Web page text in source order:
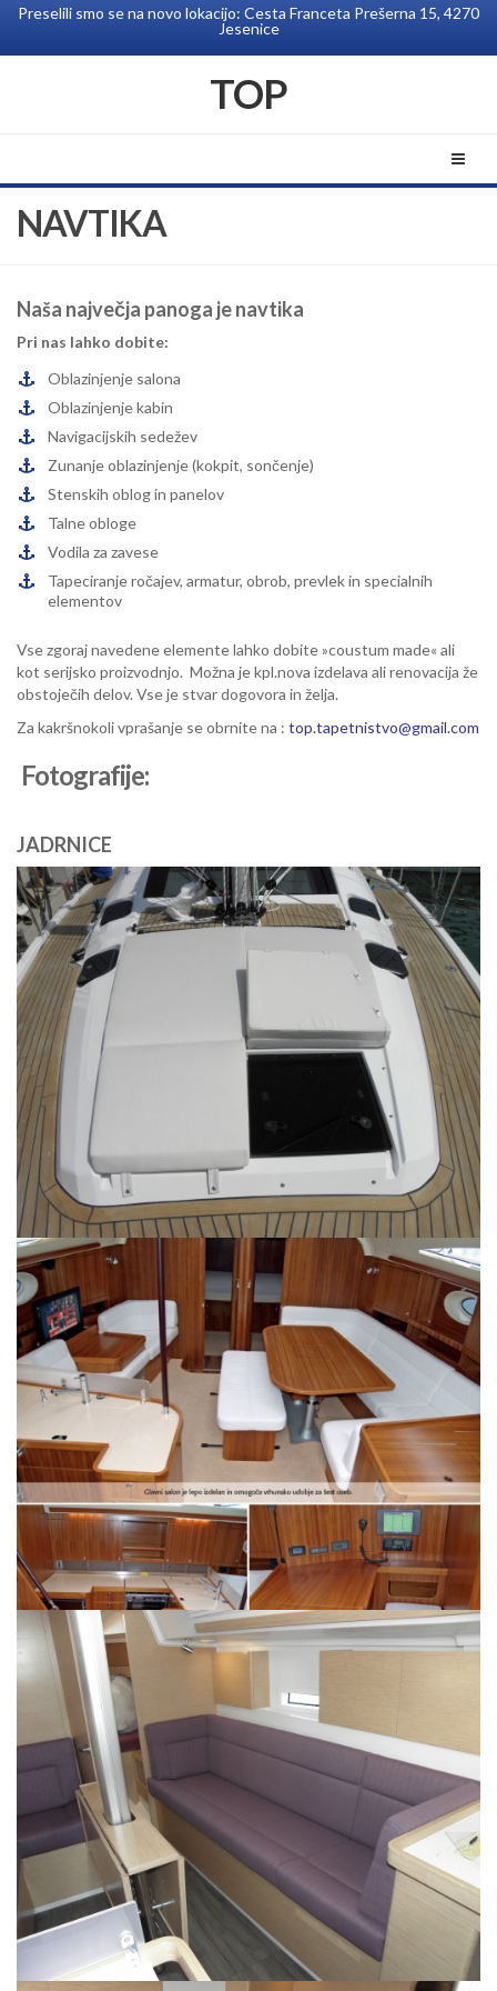
Preselili smo se na novo lokacijo: Cesta Franceta Prešerna 15, 4270
Jesenice
TOP
NAVTIKA
Naša največja panoga je navtika
Pri nas lahko dobite:
Oblazinjenje salona
Oblazinjenje kabin
Navigacijskih sedežev
Zunanje oblazinjenje (kokpit, sončenje)
Stenskih oblog in panelov
Talne obloge
Vodila za zavese
Tapeciranje ročajev, armatur, obrob, prevlek in specialnih
elementov
Vse zgoraj navedene elemente lahko dobite »coustum made« ali
kot serijsko proizvodnjo. Možna je kpl.nova izdelava ali renovacija že
obstoječih delov. Vse je stvar dogovora in želja.
Za kakršnokoli vprašanje se obrnite na : top.tapetnistvo@gmail.com
Fotografije:
JADRNICE